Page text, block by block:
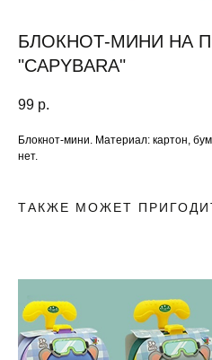
БЛОКНОТ-МИНИ НА
"CAPYBARA"
99 р.
Блокнот-мини. Материал: картон,
нет.
ТАКЖЕ МОЖЕТ